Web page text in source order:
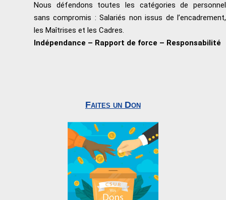
Nous défendons toutes les catégories de personnel
sans compromis : Salariés non issus de l’encadrement,
les Maîtrises et les Cadres.
Indépendance – Rapport de force – Responsabilité
Faites un Don